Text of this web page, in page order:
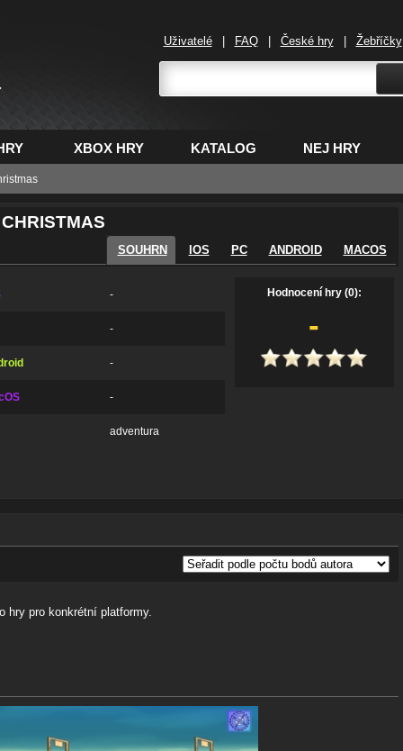
Uživatelé FAQ České hry Žebříčky
XBOX HRY KATALOG NEJ HRY
SOUHRN IOS PC ANDROID MACOS
-
-
-
-
adventura
Hodnocení hry (0):
-
hry pro konkrétní platformy.